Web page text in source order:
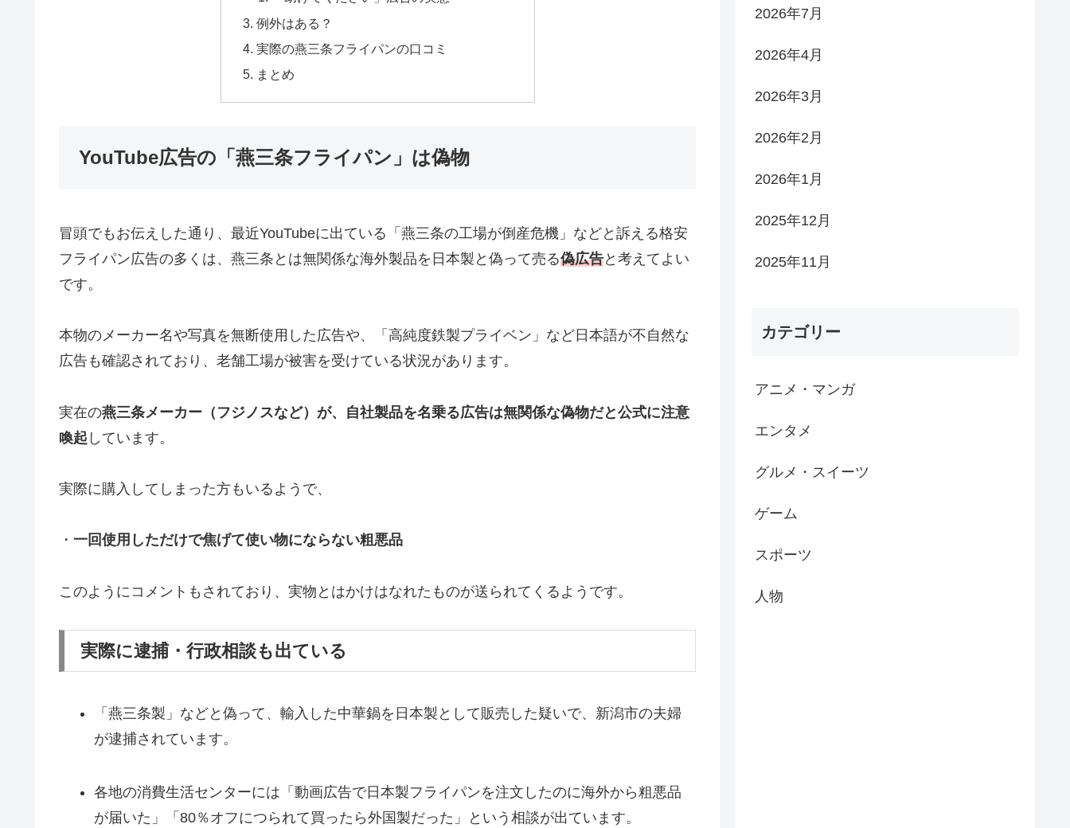
例外はある？
実際の燕三条フライパンの口コミ
まとめ
YouTube広告の「燕三条フライパン」は偽物
冒頭でもお伝えした通り、最近YouTubeに出ている「燕三条の工場が倒産危機」などと訴える格安
フライパン広告の多くは、燕三条とは無関係な海外製品を日本製と偽って売る偽広告と考えてよい
です。
本物のメーカー名や写真を無断使用した広告や、「高純度鉄製プライベン」など日本語が不自然な
広告も確認されており、老舗工場が被害を受けている状況があります。
実在の燕三条メーカー（フジノスなど）が、自社製品を名乗る広告は無関係な偽物だと公式に注意
喚起 しています。
実際に購入してしまった方もいるようで、
・ 一回使用しただけで焦げて使い物にならない粗悪品
このようにコメントもされており、実物とはかけはなれたものが送られてくるようです。
実際に逮捕・行政相談も出ている
「燕三条製」などと偽って、輸入した中華鍋を日本製として販売した疑いで、新潟市の夫婦
が逮捕されています。
各地の消費生活センターには「動画広告で日本製フライパンを注文したのに海外から粗悪品
が届いた」「80％オフにつられて買ったら外国製だった」という相談が出ています。
2026年7月
2026年4月
2026年3月
2026年2月
2026年1月
2025年12月
2025年11月
カテゴリー
アニメ・マンガ
エンタメ
グルメ・スイーツ
ゲーム
スポーツ
人物